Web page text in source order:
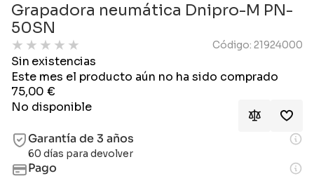
Grapadora neumática Dnipro-M PN-
50SN
★ ★ ★ ★ ★ Código: 21924000
Sin existencias
Este mes el producto aún no ha sido comprado
75,00€
No disponible
Garantía de 3 años
60 días para devolver
Pago